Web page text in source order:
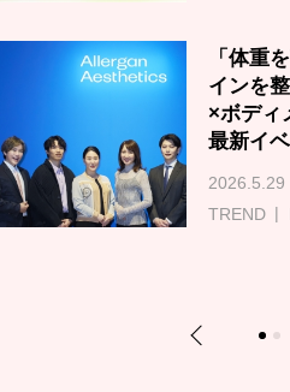
「体重
インを
×ボディ
最新イ
2026.5.29
TREND
Previous 1 2